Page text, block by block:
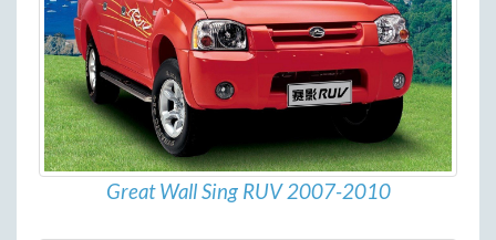
Great Wall Sing RUV 2007-2010